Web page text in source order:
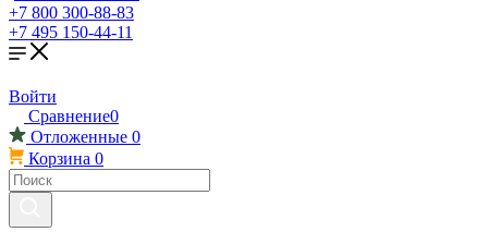
+7 800 300-88-83
+7 495 150-44-11
Войти
Сравнение0
Отложенные 0
Корзина 0